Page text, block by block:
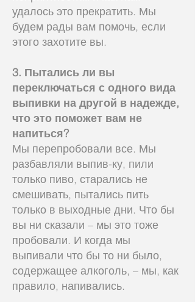
удалось это прекратить. Мы
будем рады вам помочь, если
этого захотите вы.
3. Пытались ли вы
переключаться с одного вида
выпивки на другой в надежде,
что это поможет вам не
напиться?
Мы перепробовали все. Мы
разбавляли выпив-ку, пили
только пиво, старались не
смешивать, пытались пить
только в выходные дни. Что бы
вы ни сказали – мы это тоже
пробовали. И когда мы
выпивали что бы то ни было,
содержащее алкоголь, – мы, как
правило, напивались.